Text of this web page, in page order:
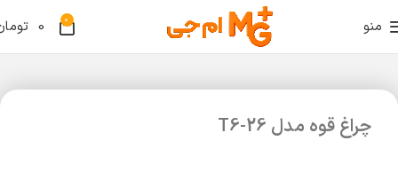
منو 0
0
چراغ قوه مدل T6-26